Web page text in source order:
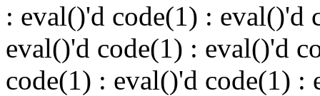
: eval()'d code(1) : eval()'d
eval()'d code(1) : eval()'d
code(1) : eval()'d code(1) :